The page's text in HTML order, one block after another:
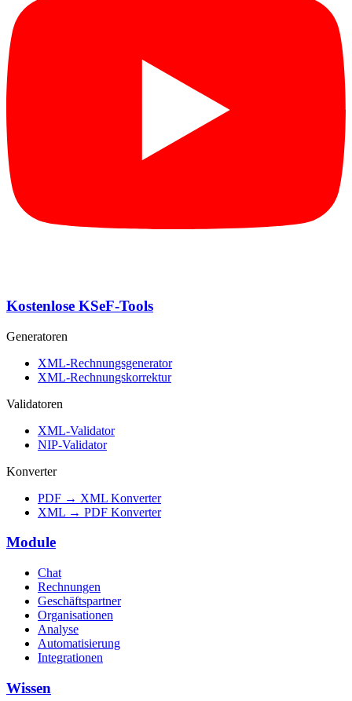
Kostenlose KSeF-Tools
Generatoren
XML-Rechnungsgenerator
XML-Rechnungskorrektur
Validatoren
XML-Validator
NIP-Validator
Konverter
PDF → XML Konverter
XML → PDF Konverter
Module
Chat
Rechnungen
Geschäftspartner
Organisationen
Analyse
Automatisierung
Integrationen
Wissen